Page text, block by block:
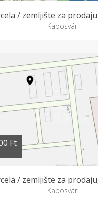
/ zemljište za
Kaposvár
Ft
/ zemljište za
Kaposvár